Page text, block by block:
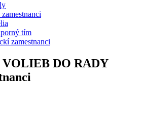
tím
zamestnanci
DO RADY